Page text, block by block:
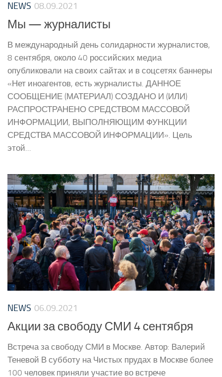
NEWS 08.09.2021
Мы — журналисты
В международный день солидарности журналистов,
8 сентября, около 40 российских медиа
опубликовали на своих сайтах и в соцсетях баннеры
«Нет иноагентов, есть журналисты. ДАННОЕ
СООБЩЕНИЕ (МАТЕРИАЛ) СОЗДАНО И (ИЛИ)
РАСПРОСТРАНЕНО СРЕДСТВОМ МАССОВОЙ
ИНФОРМАЦИИ, ВЫПОЛНЯЮЩИМ ФУНКЦИИ
СРЕДСТВА МАССОВОЙ ИНФОРМАЦИИ». Цель
этой...
NEWS 06.09.2021
Акции за свободу СМИ 4 сентября
Встреча за свободу СМИ в Москве. Автор: Валерий
Теневой В субботу на Чистых прудах в Москве более
100 человек приняли участие во встрече